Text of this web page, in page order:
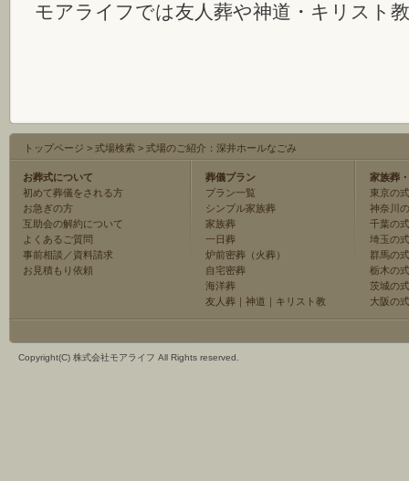
モアライフでは友人葬や神道・キリスト
トップページ > 式場検索 > 式場のご紹介：深井ホールなごみ
お葬式について
初めて葬儀をされる方
お急ぎの方
互助会の解約について
よくあるご質問
事前相談／資料請求
お見積もり依頼
葬儀プラン
プラン一覧
シンプル家族葬
家族葬
一日葬
炉前密葬（火葬）
自宅密葬
海洋葬
友人葬 ｜ 神道 ｜ キリスト教
家族葬
東京の
神奈川
千葉の
埼玉の
群馬の
栃木の
茨城の
大阪の
Copyright(C) 株式会社モアライフ All Rights reserved.